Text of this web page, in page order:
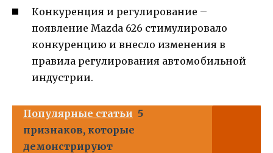
Конкуренция и регулирование –
появление Mazda 626 стимулировало
конкуренцию и внесло изменения в
правила регулирования автомобильной
индустрии.
Популярные статьи 5
признаков, которые
демонстрируют